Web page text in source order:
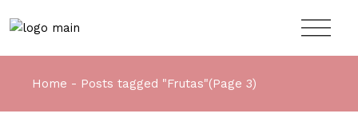
Home Posts tagged "Frutas"(Page 3)